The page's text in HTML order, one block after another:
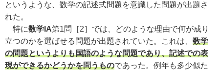
というような、数学の記述式問題を意識した問題が出題さ
れた。
特に数学IA第1問［2］では、どのような理由で何が成り
立つのかを選ばせる問題が出題されていた。これは、 数学
の問題というよりも国語のような問題であり、記述での表
現ができるかどうかを問うものであった。例年も多少似た